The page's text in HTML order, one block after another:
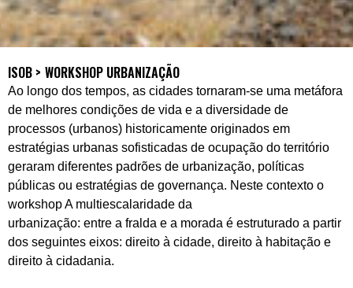
ISOB > WORKSHOP URBANIZAÇÃO
Ao longo dos tempos, as cidades tornaram-se uma metáfora
de melhores condições de vida e a diversidade de
processos (urbanos) historicamente originados em
estratégias urbanas sofisticadas de ocupação do território
geraram diferentes padrões de urbanização, políticas
públicas ou estratégias de governança. Neste contexto o
workshop A multiescalaridade da
urbanização: entre a fralda e a morada é estruturado a partir
dos seguintes eixos: direito à cidade, direito à habitação e
direito à cidadania.